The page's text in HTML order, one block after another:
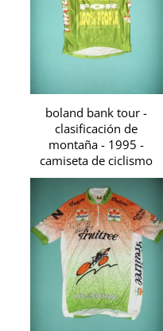
boland bank tour -
clasificación de
montaña - 1995 -
camiseta de ciclismo